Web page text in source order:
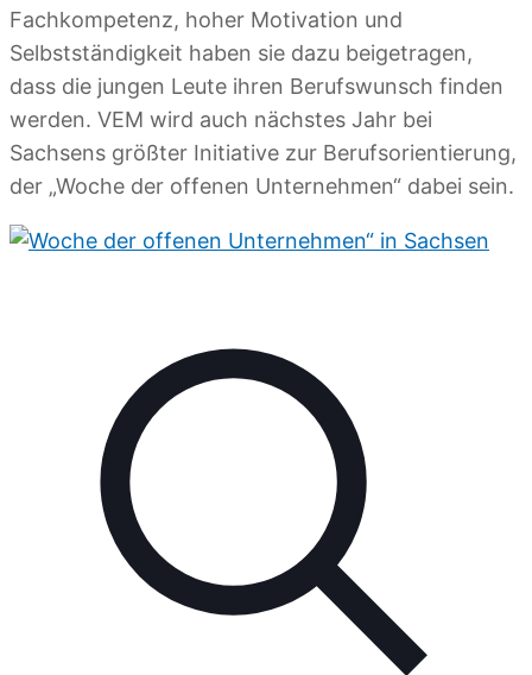
Fachkompetenz, hoher Motivation und
Selbstständigkeit haben sie dazu beigetragen,
dass die jungen Leute ihren Berufswunsch finden
werden. VEM wird auch nächstes Jahr bei
Sachsens größter Initiative zur Berufsorientierung,
der „Woche der offenen Unternehmen“ dabei sein.